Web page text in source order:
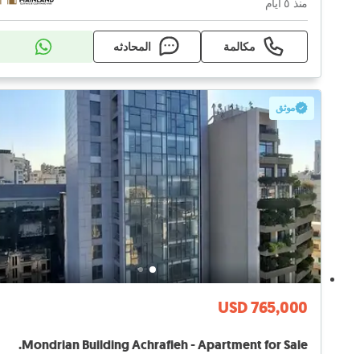
مكالمة المحادثه
موثق
USD 765,000
Mondrian Building Achrafieh - Apartment for Sale.